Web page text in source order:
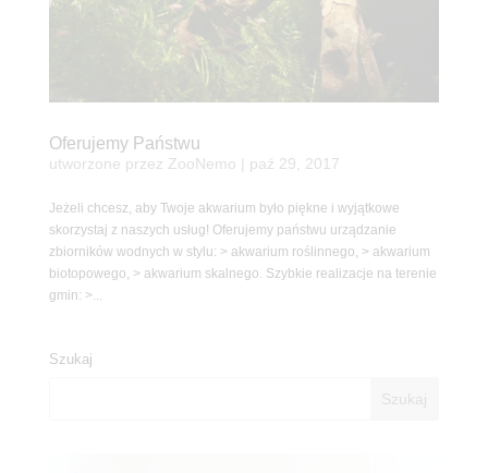
Oferujemy Państwu
utworzone przez ZooNemo paź 29, 2017
Jeżeli chcesz, aby Twoje akwarium było piękne i wyjątkowe
skorzystaj z naszych usług! Oferujemy państwu urządzanie
zbiorników wodnych w stylu: > akwarium roślinnego, > akwarium
biotopowego, > akwarium skalnego. Szybkie realizacje na terenie
gmin: >...
Szukaj